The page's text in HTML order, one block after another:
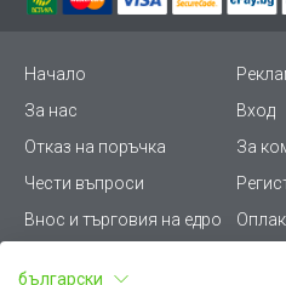
Начало
За нас
Вход
Отказ на поръчка
За
Чести въпроси
Внос и търговия на едро
български